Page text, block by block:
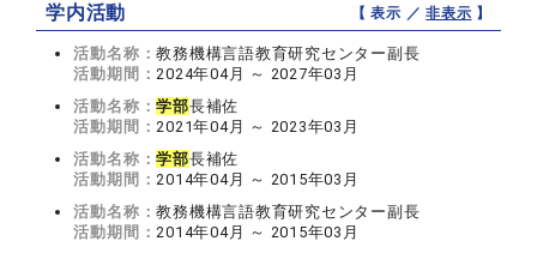
学内活動 【 表示 ／非表示 】
活動名称：教務機構言語教育研究センター副長
活動期間： 2024年04月 ～ 2027年03月
活動名称：学部長補佐
活動期間： 2021年04月 ～ 2023年03月
活動名称：学部長補佐
活動期間： 2014年04月 ～ 2015年03月
活動名称：教務機構言語教育研究センター副長
活動期間： 2014年04月 ～ 2015年03月